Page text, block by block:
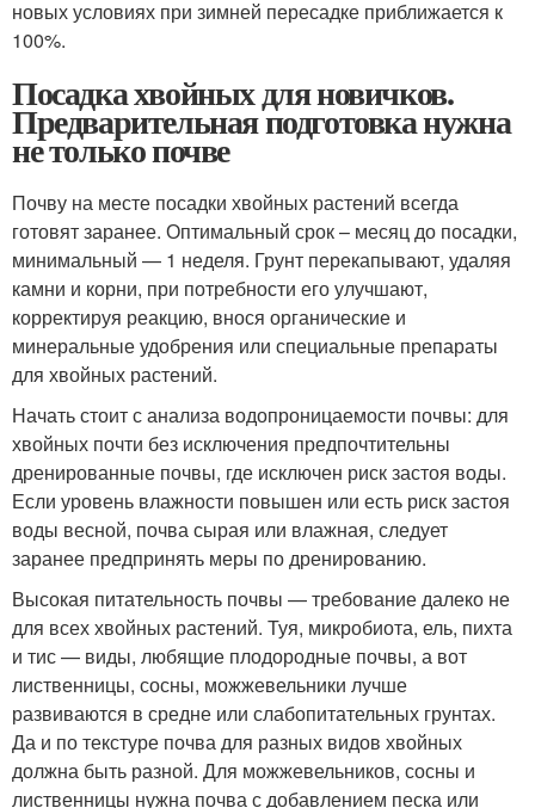
новых условиях при зимней пересадке приближается к
100%.
Посадка хвойных для новичков.
Предварительная подготовка нужна
не только почве
Почву на месте посадки хвойных растений всегда
готовят заранее. Оптимальный срок – месяц до посадки,
минимальный — 1 неделя. Грунт перекапывают, удаляя
камни и корни, при потребности его улучшают,
корректируя реакцию, внося органические и
минеральные удобрения или специальные препараты
для хвойных растений.
Начать стоит с анализа водопроницаемости почвы: для
хвойных почти без исключения предпочтительны
дренированные почвы, где исключен риск застоя воды.
Если уровень влажности повышен или есть риск застоя
воды весной, почва сырая или влажная, следует
заранее предпринять меры по дренированию.
Высокая питательность почвы — требование далеко не
для всех хвойных растений. Туя, микробиота, ель, пихта
и тис — виды, любящие плодородные почвы, а вот
лиственницы, сосны, можжевельники лучше
развиваются в средне или слабопитательных грунтах.
Да и по текстуре почва для разных видов хвойных
должна быть разной. Для можжевельников, сосны и
лиственницы нужна почва с добавлением песка или